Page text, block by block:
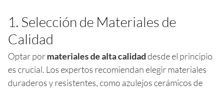
1. Selección de Materiales de
Calidad
Optar pormateriales de alta calidaddesde el principio
es crucial. Los expertos recomiendan elegir materiales
duraderos y resistentes, como azulejos cerámicos de